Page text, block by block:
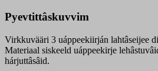
Pyevtittâskuvvim
Virkkuvääri 3 uáppeekiirján lahtâseijee
Materiaal siskeeld uáppeekirje
hárjuttâsâid.